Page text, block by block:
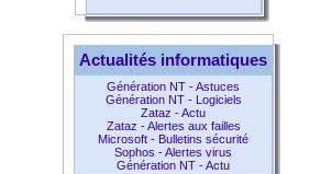
Actualités informatiques
Génération NT - Astuces
Génération NT - Logiciels
Zataz - Actu
Zataz - Alertes aux failles
Microsoft - Bulletins sécurité
Sophos - Alertes virus
Génération NT - Actu